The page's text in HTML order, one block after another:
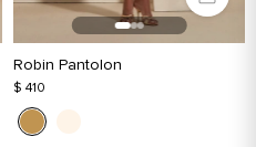
Robin Pantolon
$ 410